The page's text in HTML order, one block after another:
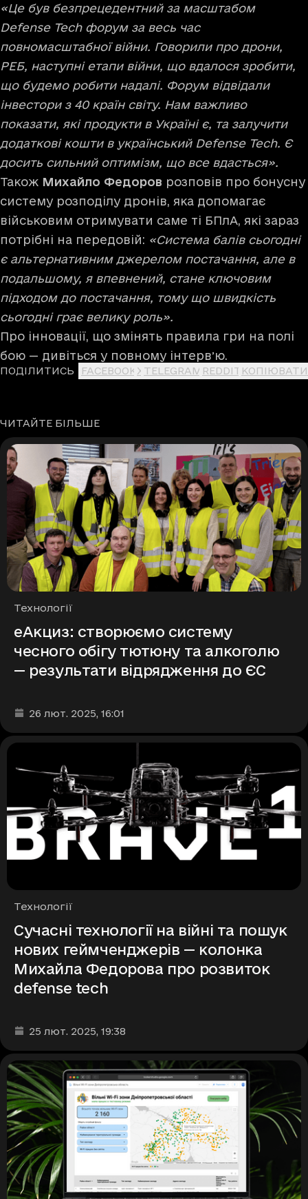
«Це був безпрецедентний за масштабом
Defense Tech форум за весь час
повномасштабної війни. Говорили про дрони,
РЕБ, наступні етапи війни, що вдалося зробити,
що будемо робити надалі. Форум відвідали
інвестори з 40 країн світу. Нам важливо
показати, які продукти в Україні є, та залучити
додаткові кошти в український Defense Tech. Є
досить сильний оптимізм, що все вдасться».
Також Михайло Федоров розповів про бонусну
систему розподілу дронів, яка допомагає
військовим отримувати саме ті БПлА, які зараз
потрібні на передовій: «Система балів сьогодні
є альтернативним джерелом постачання, але в
подальшому, я впевнений, стане ключовим
підходом до постачання, тому що швидкість
сьогодні грає велику роль».
Про інновації, що змінять правила гри на полі
бою — дивіться у повному інтервʼю.
ПОДІЛИТИСЬ FACEBOOK X TELEGRAM REDDIT КОПІЮВАТИ
ЧИТАЙТЕ БІЛЬШЕ
Рубрики
Технології
еАкциз: створюємо систему
чесного обігу тютюну та алкоголю
— результати відрядження до ЄС
Дата та час публікації
26 лют. 2025, 16:01
Рубрики
Технології
Сучасні технології на війні та пошук
нових геймченджерів — колонка
Михайла Федорова про розвиток
defense tech
Дата та час публікації
25 лют. 2025, 19:38